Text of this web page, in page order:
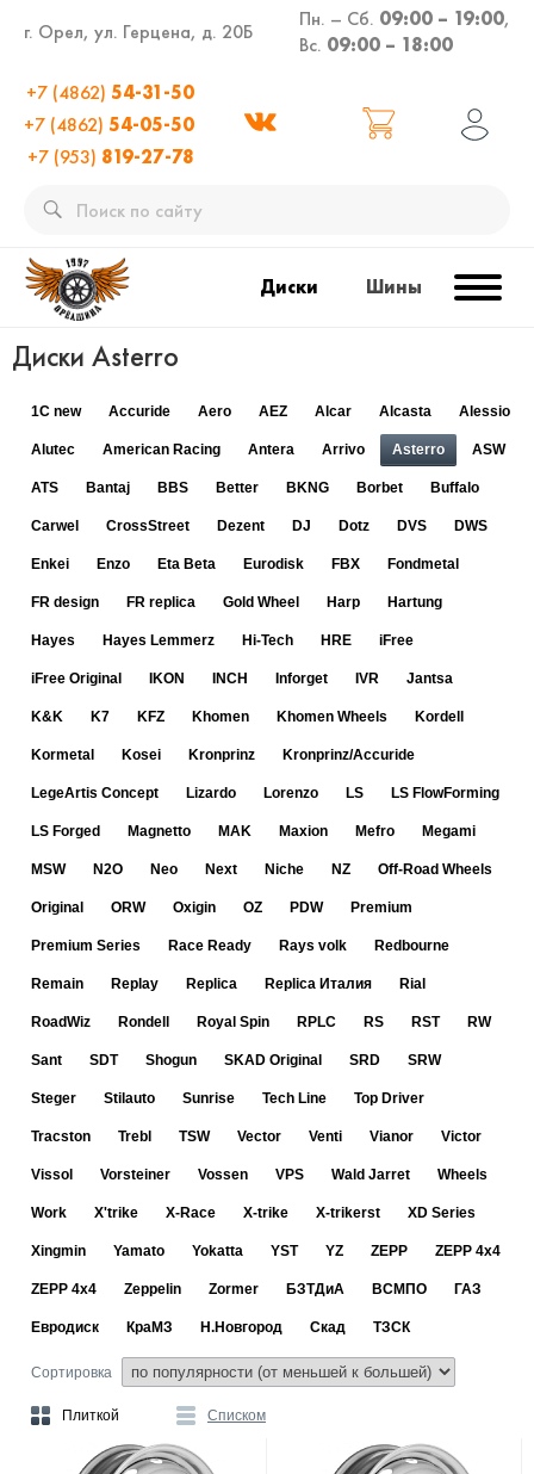
г. Орел, ул. Герцена, д. 20Б
Пн. – Сб. 09:00 – 19:00,
Вс. 09:00 – 18:00
+7 (4862) 54-31-50
+7 (4862) 54-05-50
+7 (953) 819-27-78
Диски Шины
Диски Asterro
1C new Accuride Aero AEZ Alcar Alcasta Alessio
Alutec American Racing Antera Arrivo Asterro ASW
ATS Bantaj BBS Better BKNG Borbet Buffalo
Carwel CrossStreet Dezent DJ Dotz DVS DWS
Enkei Enzo Eta Beta Eurodisk FBX Fondmetal
FR design FR replica Gold Wheel Harp Hartung
Hayes Hayes Lemmerz Hi-Tech HRE iFree
iFree Original IKON INCH Inforget IVR Jantsa
K&K K7 KFZ Khomen Khomen Wheels Kordell
Kormetal Kosei Kronprinz Kronprinz/Accuride
LegeArtis Concept Lizardo Lorenzo LS LS FlowForming
LS Forged Magnetto MAK Maxion Mefro Megami
MSW N2O Neo Next Niche NZ Off-Road Wheels
Original ORW Oxigin OZ PDW Premium
Premium Series Race Ready Rays volk Redbourne
Remain Replay Replica Replica Италия Rial
RoadWiz Rondell Royal Spin RPLC RS RST RW
Sant SDT Shogun SKAD Original SRD SRW
Steger Stilauto Sunrise Tech Line Top Driver
Tracston Trebl TSW Vector Venti Vianor Victor
Vissol Vorsteiner Vossen VPS Wald Jarret Wheels
Work X'trike X-Race X-trike X-trikerst XD Series
Xingmin Yamato Yokatta YST YZ ZEPP ZEPP 4x4
ZEPP 4х4 Zeppelin Zormer БЗТДиА ВСМПО ГАЗ
Евродиск КраМЗ Н.Новгород Скад ТЗСК
Сортировка
Плиткой Списком